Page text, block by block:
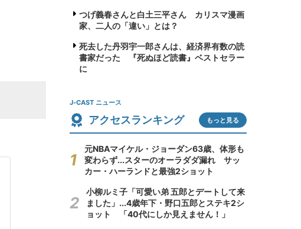
つげ義春さんと白土三平さん カリスマ漫画
家、二人の「違い」とは？
死去した丹羽宇一郎さんは、経済界有数の読
書家だった 『死ぬほど読書』ベストセラー
に
J-CAST ニュース
アクセスランキング もっと見る
元NBAマイケル・ジョーダン63歳、体形も
変わらず...スターのオーラダダ漏れ サッ
カー・ハーランドと最強2ショット
小柳ルミ子「可愛い弟 五郎とデートして来
ました」...4歳年下・野口五郎とステキ2シ
ョット 「40代にしか見えません！」